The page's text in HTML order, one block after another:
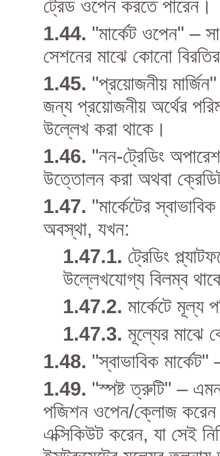
ট্রেড ওপেন করতে পারেন।
"মার্কেট ওপেন" –
সেশনের মাঝে কোনো
"প্রয়োজনীয়
জন্য প্রয়োজনীয় অর্থের
উল্লেখ করা থাকে।
"নন-ট্রেডিং
উত্তোলন করা অথবা
"মার্কেটের
অবস্থা, যখন:
ট্রেডিং
উল্লেখযোগ্য বিলম্ব
মার্কেটে মূল্য
মূল্যের মাঝে
"স্বাভাবিক
"স্পষ্ট ত্রুটি" – এমন
পজিশন ওপেন/ক্লোজ করেন
এক্সিকিউট করেন, যা সেই